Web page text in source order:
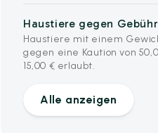
Haustiere gegen
Haustiere mit einem
gegen eine Kaution von
15,00 € erlaubt.
Alle anzeigen